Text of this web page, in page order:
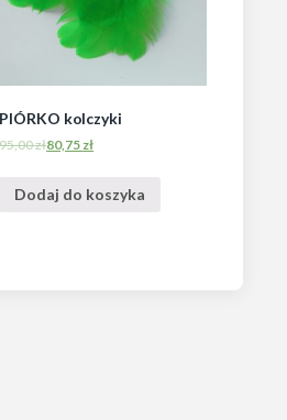
PIÓRKO kolczyki
95,00zł80,75 zł
Dodaj do koszyka